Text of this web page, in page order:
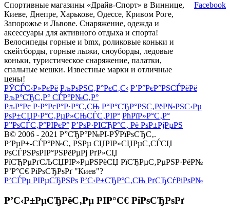
Спортивные магазины «Драйв-Спорт» в Виннице,
Киеве, Днепре, Харькове, Одессе, Кривом Роге,
Запорожье и Львове. Снаряжение, одежда и
аксессуары для активного отдыха и спорта!
Велосипеды горные и bmx, роликовые коньки и
скейтборды, горные лыжи, сноуборды, ледовые
коньки, туристическое снаряжение, палатки,
спальные мешки. Известные марки и отличные
цены!
Facebook
РЎСЃС‹Р»РєРё РљРѕРЅС‚Р°РєС‚С‹ Р’Р°РєР°РЅСЃРёРё
РљР°СЂС‚Р° СЃР°Р№С‚Р°
РљР°Рє Р·Р°РєР°Р·Р°С‚СЊ Р“Р°СЂР°РЅС‚РёР№РЅС‹Рµ
РѕР±СЏР·Р°С‚РµР»СЊСЃС‚РІР° РћРїР»Р°С‚Р°
Р”РѕСЃС‚Р°РІРєР° Р’РѕР·РІСЂР°С‚ Рё РѕР±РјРµРЅ
В© 2006 - 2021 Р”СЂР°Р№РІ-РЎРїРѕСЂС‚.
Р’РµР±-СЃР°Р№С‚ РЅРµ СЏРІР»СЏРµС‚СЃСЏ
РѕСЃРЅРѕРІР°РЅРёРµРј РґР»СЏ
РїСЂРµРґСЉСЏРІР»РµРЅРёСЏ РїСЂРµС‚РµРЅР·РёР№
Р’Р°С€ РіРѕСЂРѕРґ "Киев"?
Р’СЃРµ РІРµСЂРЅРѕ Р’С‹Р±СЂР°С‚СЊ РґСЂСѓРіРѕР№
Р’С‹Р±РµСЂРёС‚Рµ РІР°С€ РіРѕСЂРѕРґ